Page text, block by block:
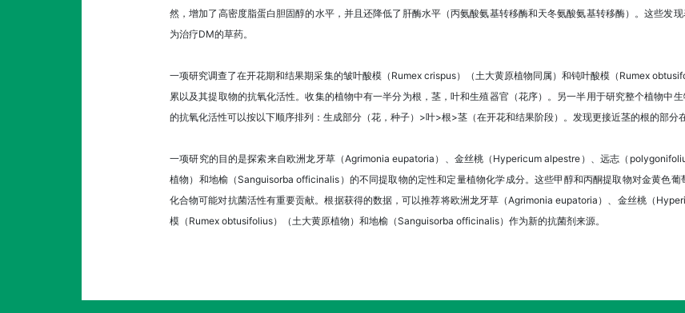
然，增加了高密度脂蛋白胆固醇的水平，并且还降低了肝酶水平（丙氨酸氨基转移酶和天冬氨酸氨基转移酶）。这些发
为治疗DM的草药。
一项研究调查了在开花期和结果期采集的皱叶酸模（Rumex crispus）（土大黄原植物同属）和钝叶酸模（Rumex
累以及其提取物的抗氧化活性。收集的植物中有一半分为根，茎，叶和生殖器官（花序）。另一半用于研究整个植物中
的抗氧化活性可以按以下顺序排列：生成部分（花，种子）>叶>根>茎（在开花和结果阶段）。发现更接近茎的根的部分
一项研究的目的是探索来自欧洲龙牙草（Agrimonia eupatoria）、金丝桃（Hypericum alpestre）、远志（
植物）和地榆（Sanguisorba officinalis）的不同提取物的定性和定量植物化学成分。这些甲醇和丙酮提取物对金黄色
化合物可能对抗菌活性有重要贡献。根据获得的数据，可以推荐将欧洲龙牙草（Agrimonia eupatoria）、金丝桃（
模（Rumex obtusifolius）（土大黄原植物）和地榆（Sanguisorba officinalis）作为新的抗菌剂来源。